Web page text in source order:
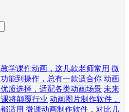
学课件动画，这几款老师常用 微
能到操作，总有一款适合你 动画
质选择，适配各类动画场景 未来
将颠覆行业 动画图片制作软件，
适用 微课动画制作软件，对比几